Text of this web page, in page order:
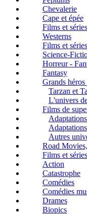
Chevalerie
Cape et épée
Films et
Westerns
Films et
Science-
Horreur -
Fantasy
Grands
Tarzan et
L'univers
Films de
Autres
Road
Films et
Action
Catastrophe
Comédies
Comédies
Drames
Biopics